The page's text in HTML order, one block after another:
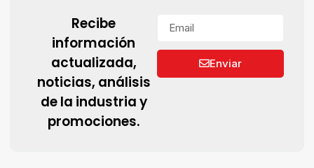
Recibe
información
actualizada,
noticias, análisis
de la industria y
promociones.
Enviar